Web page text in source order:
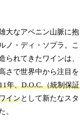
大なアペニン山脈に抱
ノ・ディ・ソプラ。こ
られてきたワインは、
さで世界中から注目を
年、D.O.C.（統制保証
インとして新たなスタ
。